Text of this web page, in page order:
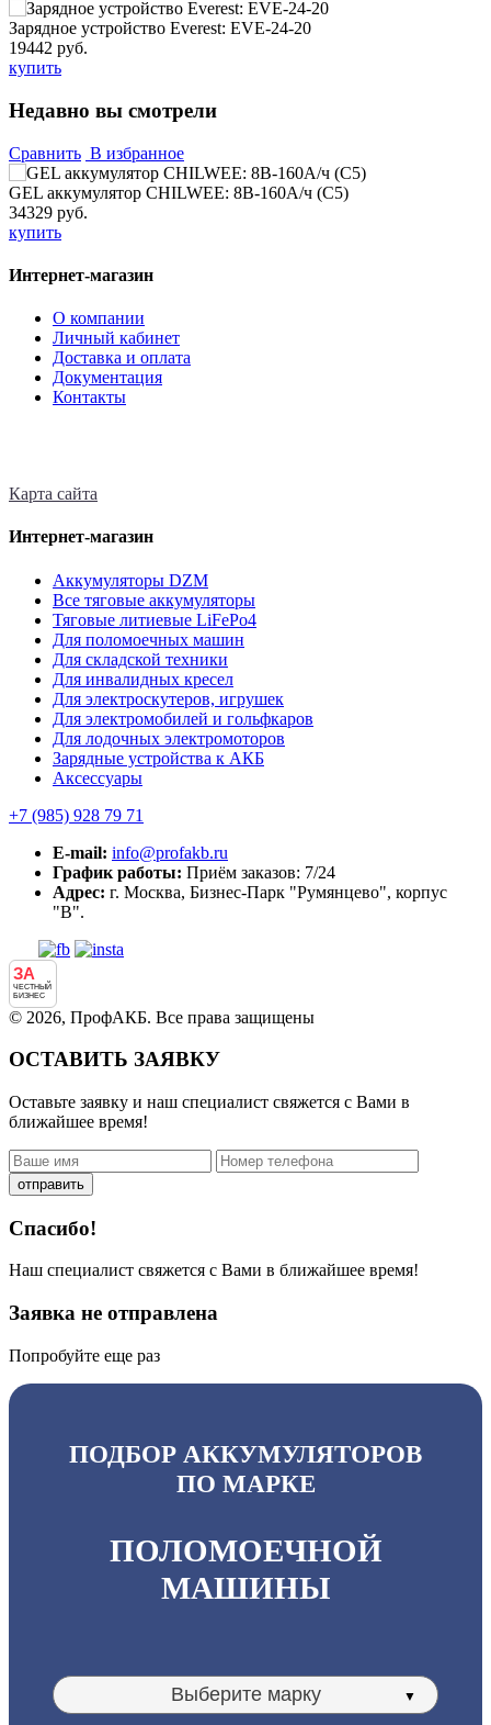
Зарядное устройство Everest: EVE-24-20
19442 руб.
купить
Недавно вы смотрели
Сравнить В избранное
GEL аккумулятор CHILWEE: 8В-160А/ч (С5)
34329 руб.
купить
Интернет-магазин
О компании
Личный кабинет
Доставка и оплата
Документация
Контакты
Карта сайта
Интернет-магазин
Аккумуляторы DZM
Все тяговые аккумуляторы
Тяговые литиевые LiFePo4
Для поломоечных машин
Для складской техники
Для инвалидных кресел
Для электроскутеров, игрушек
Для электромобилей и гольфкаров
Для лодочных электромоторов
Зарядные устройства к АКБ
Аксессуары
+7 (985) 928 79 71
E-mail: info@profakb.ru
График работы: Приём заказов: 7/24
Адрес: г. Москва, Бизнес-Парк "Румянцево", корпус
"В".
ЗА
ЧЕСТНЫЙ
БИЗНЕС
© 2026, ПрофАКБ. Все права защищены
ОСТАВИТЬ ЗАЯВКУ
Оставьте заявку и наш специалист свяжется с Вами в
ближайшее время!
отправить
Спасибо!
Наш специалист свяжется с Вами в ближайшее время!
Заявка не отправлена
Попробуйте еще раз
ПОДБОР АККУМУЛЯТОРОВ
ПО МАРКЕ
ПОЛОМОЕЧНОЙ
МАШИНЫ